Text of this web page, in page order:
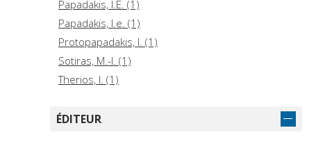
Papadakis, I.E. (1)
Papadakis, I.e. (1)
Protopapadakis, I. (1)
Sotiras, M.-I. (1)
Therios, I. (1)
ÉDITEUR